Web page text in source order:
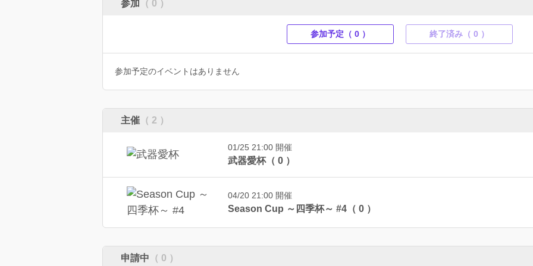
参加 （ 0 ）
参加予定（ 0 ） 終了済み（ 0 ）
参加予定のイベントはありません
主催 （ 2 ）
01/25 21:00 開催
武器愛杯（ 0 ）
04/20 21:00 開催
Season Cup ～四季杯～ #4（ 0 ）
申請中 （ 0 ）